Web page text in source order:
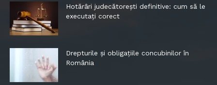
Hotărâri judecătorești definitive: cum să le
executați corect
Drepturile și obligațiile concubinilor în
România